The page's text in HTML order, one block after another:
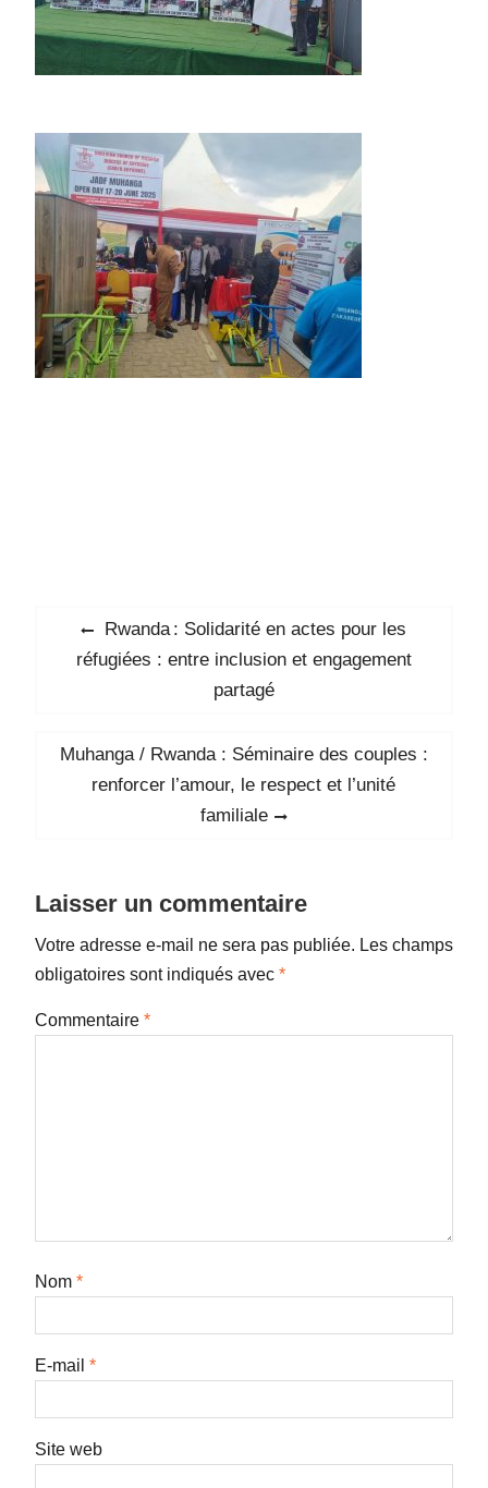
Navigation
Previous
post:
Rwanda : Solidarité en actes pour les
réfugiées : entre inclusion et engagement
partagé
Next
post:
Muhanga / Rwanda : Séminaire des couples :
renforcer l’amour, le respect et l’unité
familiale
Laisser un commentaire
Votre adresse e-mail ne sera pas publiée. Les champs
obligatoires sont indiqués avec *
Commentaire *
Nom *
E-mail *
Site web